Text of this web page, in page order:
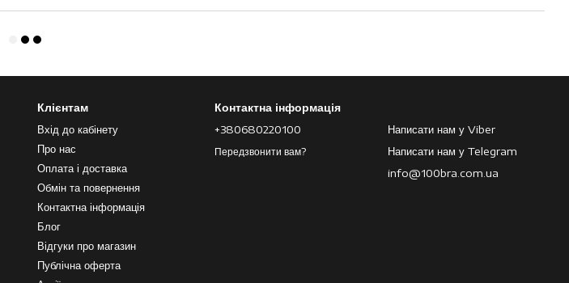
Клієнтам
Вхід до кабінету
Про нас
Оплата і доставка
Обмін та повернення
Контактна інформація
Блог
Відгуки про магазин
Публічна оферта
Контактна інформація
+380680220100
Передзвонити вам?
Написати нам у Viber
Написати нам у Telegram
info@100bra.com.ua